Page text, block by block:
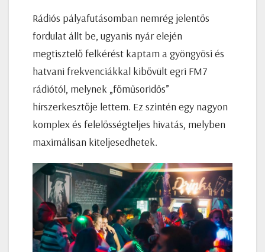
Rádiós pályafutásomban nemrég jelentős
fordulat állt be, ugyanis nyár elején
megtisztelő felkérést kaptam a gyöngyösi és
hatvani frekvenciákkal kibővült egri FM7
rádiótól, melynek „főműsoridős”
hírszerkesztője lettem. Ez szintén egy nagyon
komplex és felelősségteljes hivatás, melyben
maximálisan kiteljesedhetek.